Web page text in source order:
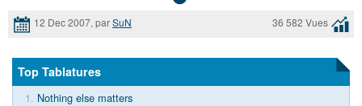
12 Dec 2007, parSuN 36 582 Vues
Top Tablatures
1. Nothing else matters